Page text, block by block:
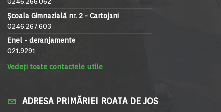
Școala Gimnazială nr. 2 - Cartojani
0246.267.603
Enel - deranjamente
021.9291
Vedeți toate contactele utile
ADRESA PRIMĂRIEI ROATA DE JOS